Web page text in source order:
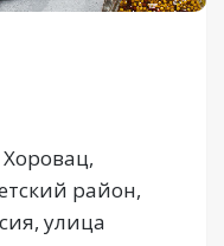
район,
улица